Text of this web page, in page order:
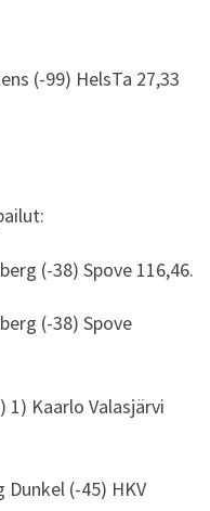
(-99) HelsTa 27,33
(-38) Spove 116,46.
(-38) Spove
1) Kaarlo Valasjärvi
Dunkel (-45) HKV